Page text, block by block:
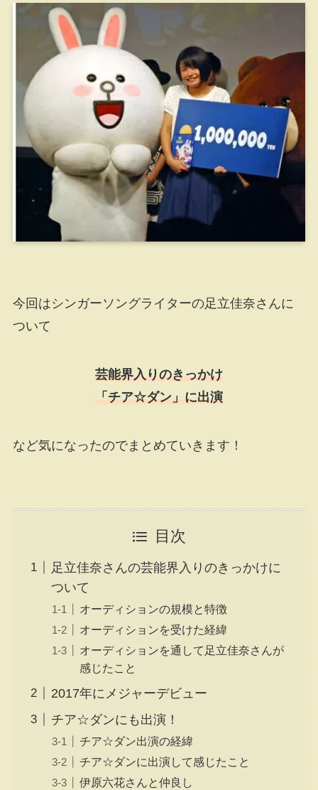
今回はシンガーソングライターの足立佳奈さんに
ついて
芸能界入りのきっかけ
「チア☆ダン」に出演
など気になったのでまとめていきます！
目次
足立佳奈さんの芸能界入りのきっかけに
ついて
オーディションの規模と特徴
オーディションを受けた経緯
オーディションを通して足立佳奈さんが
感じたこと
2017年にメジャーデビュー
チア☆ダンにも出演！
チア☆ダン出演の経緯
チア☆ダンに出演して感じたこと
伊原六花さんと仲良し